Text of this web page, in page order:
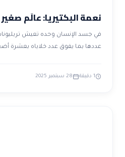
نعمة البكتيريا: عالَم
في جسد الإنسان وحده تعيش تريليونات
عددها بما يفوق عدد خلاياه بعشرة
1 دقيقة 28 سبتمبر 2025